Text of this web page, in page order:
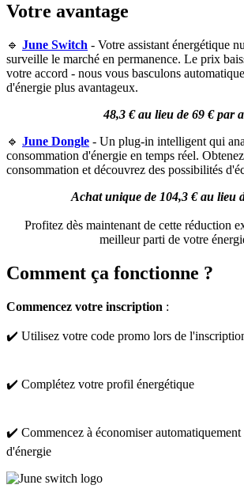
Votre avantage
🔹 June Switch - Votre assistant énergétique
surveille le marché en permanence. Le prix
votre accord - nous vous basculons
d'énergie plus avantageux.
48,3 € au lieu de 69 € par
🔹 June Dongle - Un plug-in intelligent qui
consommation d'énergie en temps réel.
consommation et découvrez des possibilités
Achat unique de 104,3 € au lieu
Profitez dès maintenant de cette réduction
meilleur parti de votre
Comment ça fonctionne ?
Commencez votre inscription :
✔️ Utilisez votre code promo lors de
✔️ Complétez votre profil énergétique
✔️ Commencez à économiser automatiquement
d'énergie